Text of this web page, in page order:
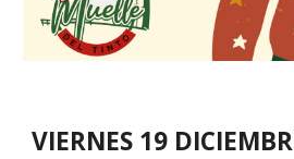
VIERNES 19